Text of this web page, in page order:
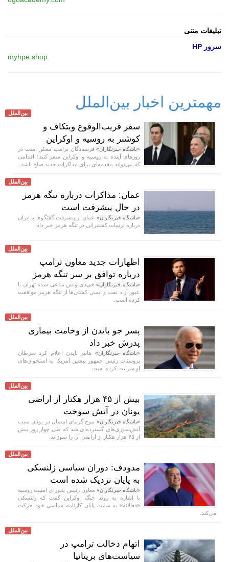
تبلیغات متنی
سرور HP
myhpe.shop
مهمترین اخبار بین‌الملل
بین‌الملل
سفر قریب‌الوقوع ویتکاف و
کوشنر به روسیه و اوکراین
«باشگاه خبرنگاران»فرستادگان ترامپ ممکن است در
روز‌های آینده به روسیه و اوکراین سفر کنند؛ اقدامی
که می‌تواند مقدمه‌ای برای مذاکرات جدید صلح باشد.
بین‌الملل
عمان: مذاکرات درباره تنگه هرمز
در حال پیشرفت است
«باشگاه خبرنگاران» عمان از پیشرفت گفتگوها با ایران
درباره ترتیبات کشتیرانی در تنگه هرمز خبر داد.
بین‌الملل
اظهارات جدید معاون ترامپ
درباره توافق بر سر تنگه هرمز
«باشگاه خبرنگاران»جی‌دی ونس مدعی شده تهران با
عبور آزاد نفت و ایمنی کشتی‌ها از تنگه هرمز موافقت
کرده است.
بین‌الملل
پسر جو بایدن از وخامت بیماری
پدرش خبر داد
«باشگاه خبرنگاران» هانتر بایدن اعلام کرد سرطان
پروستات رئیس جمهور پیشین آمریکا به استخوان‌های
او سرایت کرده است.
بین‌الملل
بیش از ۴۵ هزار هکتار از اراضی
یونان در آتش سوخت
«باشگاه خبرنگاران» موج گرمای امسال در یونان سبب
آتش‌سوزی‌های گسترده‌ای شد که طی چهار روز بیش
از ۴۵ هزار هکتار از اراضی آن را سوزاند.
بین‌الملل
مدودف: دوران سیاسی زلنسکی
به پایان نزدیک شده است
«باشگاه خبرنگاران» معاون رئیس شورای امنیت روسیه
با اشاره به روند جنگ اوکراین گفت که زلنسکی
«فعالانه» به سمت پایان کارنامه سیاسی خود حرکت
می‌کند.
بین‌الملل
اتهام دخالت ترامپ در
سیاست‌های بریتانیا